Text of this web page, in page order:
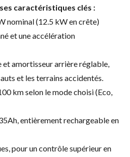
caractéristiques clés :
nominal (12.5 kW en crête)
et une accélération
et amortisseur arrière réglable,
et les terrains accidentés.
km selon le mode choisi (Eco,
entièrement rechargeable en
pour un contrôle supérieur en